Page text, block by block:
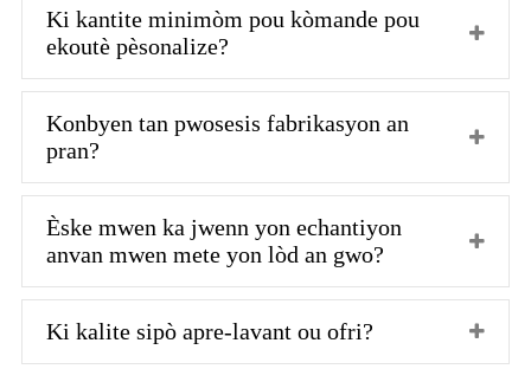
Ki kantite minimòm pou kòmande pou
ekoutè pèsonalize?
Konbyen tan pwosesis fabrikasyon an
pran?
Èske mwen ka jwenn yon echantiyon
anvan mwen mete yon lòd an gwo?
Ki kalite sipò apre-lavant ou ofri?